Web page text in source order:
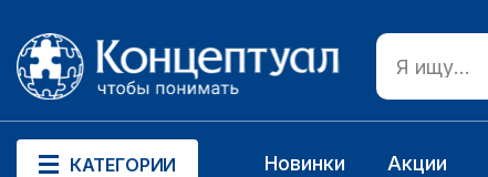
КАТЕГОРИИ Новинки Акции